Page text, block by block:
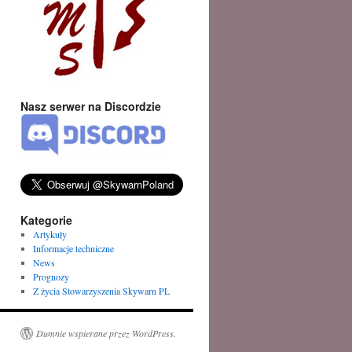
Nasz serwer na Discordzie
Kategorie
Artykuły
Informacje techniczne
News
Prognozy
Z życia Stowarzyszenia Skywarn PL
Dumnie wspierane przez WordPress.